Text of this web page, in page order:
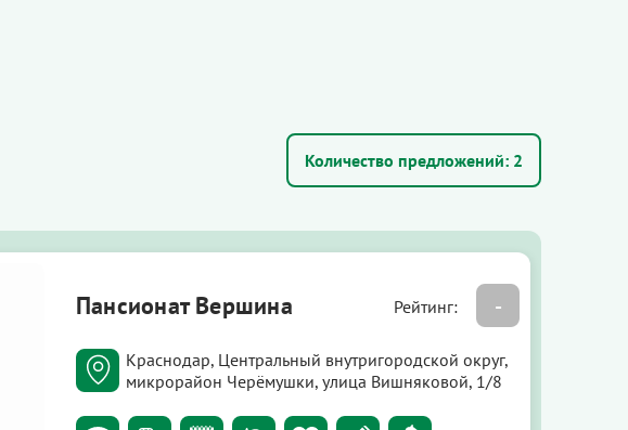
Количество предложений: 2
Пансионат Вершина Рейтинг: -
Краснодар, Центральный внутригородской округ,
микрорайон Черёмушки, улица Вишняковой, 1/8